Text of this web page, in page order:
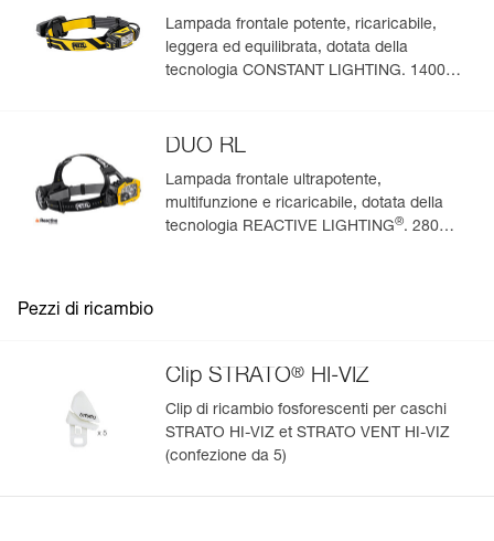
Lampada frontale potente, ricaricabile,
leggera ed equilibrata, dotata della
tecnologia CONSTANT LIGHTING. 1400
DUO RL
Lampada frontale ultrapotente,
multifunzione e ricaricabile, dotata della
tecnologia REACTIVE LIGHTING®. 2800
Pezzi di ricambio
Clip STRATO® HI-VIZ
Clip di ricambio fosforescenti per caschi
STRATO HI-VIZ et STRATO VENT HI-VIZ
(confezione da 5)